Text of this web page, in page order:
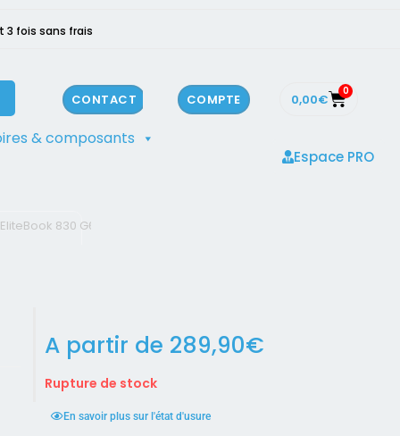
3 fois sans frais
CONTACT COMPTE 0,00€ 0
& composants
Espace PRO
830 G6
A partir de 289,90€
Rupture de stock
En savoir plus sur l'état d'usure